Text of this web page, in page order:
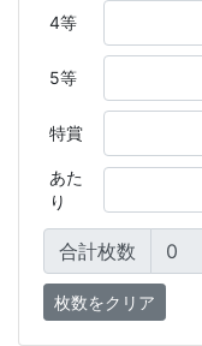
4等
5等
特賞
あた
り
合計枚数